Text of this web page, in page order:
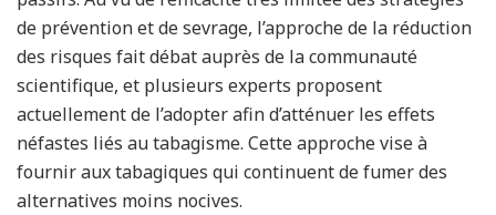
de prévention et de sevrage, l’approche de la réduction
des risques fait débat auprès de la communauté
scientifique, et plusieurs experts proposent
actuellement de l’adopter afin d’atténuer les effets
néfastes liés au tabagisme. Cette approche vise à
fournir aux tabagiques qui continuent de fumer des
alternatives moins nocives.